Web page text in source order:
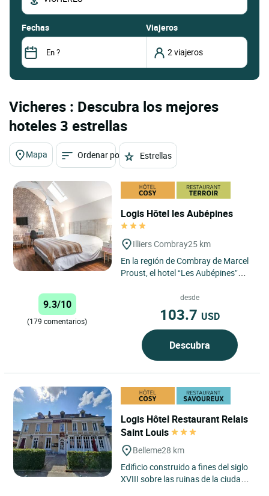
fechas Viajeros
Vicheres : Descubra los mejores
hoteles 3 estrellas
Mapa Ordenar por Estrellas
Logis Hôtel les Aubépines
Illiers Combray25 km
En la región de Combray de Marcel
Proust, el hotel “Les Aubépines”
9.3/10
(179 comentarios)
desde
103.7 USD
Descubra
Logis Hôtel Restaurant Relais
Saint Louis
Belleme28 km
Edificio construido a fines del siglo
XVIII sobre las ruinas de la ciudad